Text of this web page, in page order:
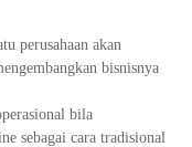
perusahaan akan
bisnisnya
bila
sebagai cara tradisional